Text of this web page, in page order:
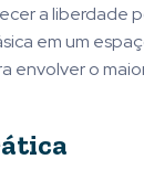
a liberdade
em um
envolver o